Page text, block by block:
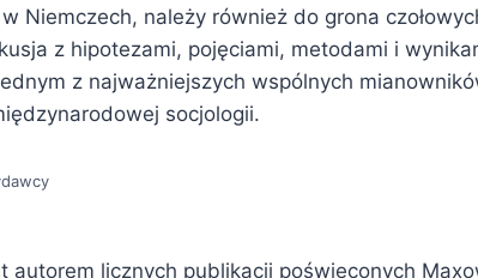
w Niemczech, należy również do grona
z hipotezami, pojęciami, metodami i
z najważniejszych wspólnych
socjologii.
autorem licznych publikacji poświęconych